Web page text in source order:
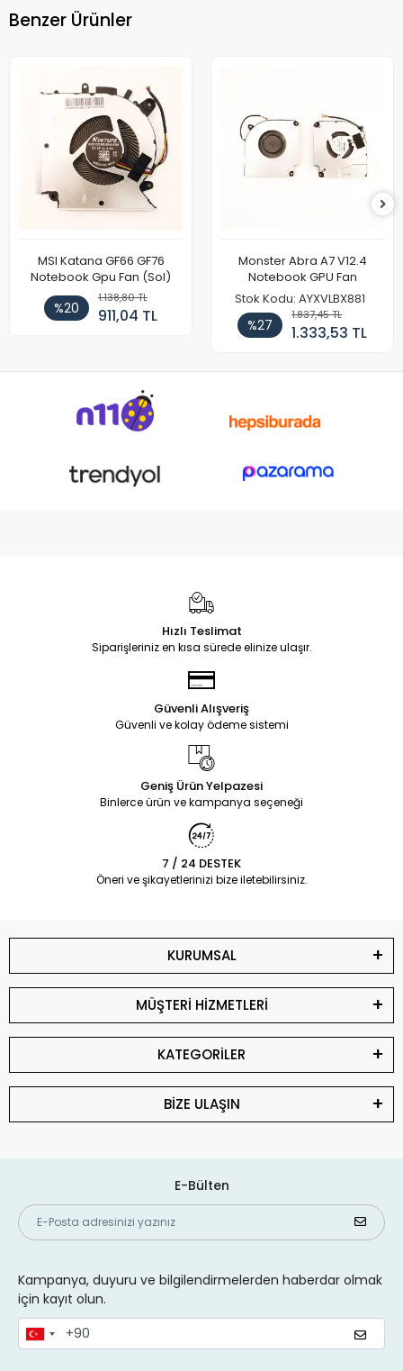
Benzer Ürünler
MSI Katana GF66 GF76
Notebook Gpu Fan (Sol)
%20
1.138,80 TL
911,04 TL
Monster Abra A7 V12.4
Notebook GPU Fan
Stok Kodu: AYXVLBX881
%27
1.837,45 TL
1.333,53 TL
Hızlı Teslimat
Siparişleriniz en kısa sürede elinize ulaşır.
Güvenli Alışveriş
Güvenli ve kolay ödeme sistemi
Geniş Ürün Yelpazesi
Binlerce ürün ve kampanya seçeneği
7 / 24 DESTEK
Öneri ve şikayetlerinizi bize iletebilirsiniz.
KURUMSAL
MÜŞTERİ HİZMETLERİ
KATEGORİLER
BİZE ULAŞIN
E-Bülten
Kampanya, duyuru ve bilgilendirmelerden haberdar olmak
için kayıt olun.